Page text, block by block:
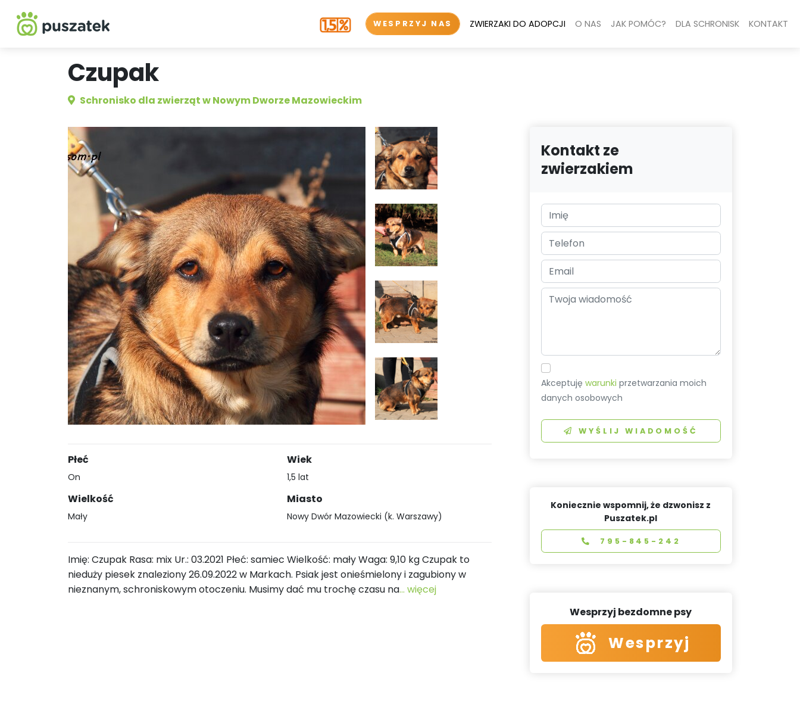
WESPRZYJ NAS ZWIERZAKI DO ADOPCJI O NAS JAK POMÓC? DLA SCHRONISK KONTAKT
Czupak
Schronisko dla zwierząt w Nowym Dworze Mazowieckim
Płeć
On
Wielkość
Mały
Wiek
1,5 lat
Miasto
Nowy Dwór Mazowiecki (k. Warszawy)
Imię: Czupak Rasa: mix Ur.: 03.2021 Płeć: samiec Wielkość: mały Waga: 9,10 kg Czupak to
nieduży piesek znaleziony 26.09.2022 w Markach. Psiak jest onieśmielony i zagubiony w
nieznanym, schroniskowym otoczeniu. Musimy dać mu trochę czasu na... więcej
Kontakt ze
zwierzakiem
Akceptujęwarunki przetwarzania moich
danych osobowych
WYŚLIJ WIADOMOŚĆ
Koniecznie wspomnij, że dzwonisz z
Puszatek.pl
795-845-242
Wesprzyj bezdomne psy
Wesprzyj